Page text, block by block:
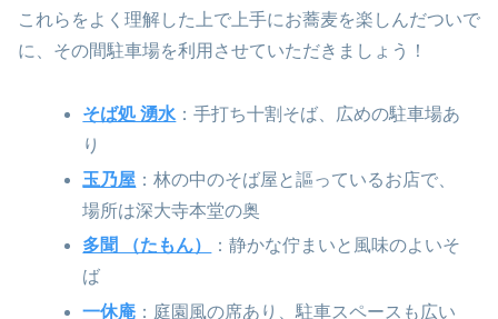
これらをよく理解した上で上手にお蕎麦を楽しんだついで
に、その間駐車場を利用させていただきましょう！
そば処 湧水 ：手打ち十割そば、広めの駐車場あ
り
玉乃屋 ：林の中のそば屋と謳っているお店で、
場所は深大寺本堂の奥
多聞 （たもん）
：静かな佇まいと風味のよいそ
ば
一休庵 ：庭園風の席あり、駐車スペースも広い